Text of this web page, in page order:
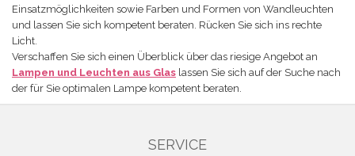
Einsatzmöglichkeiten sowie Farben und Formen von Wandleuchten
und lassen Sie sich kompetent beraten. Rücken Sie sich ins rechte
Licht.
Verschaffen Sie sich einen Überblick über das riesige Angebot an
Lampen und Leuchten aus Glas lassen Sie sich auf der Suche nach
der für Sie optimalen Lampe kompetent beraten.
SERVICE